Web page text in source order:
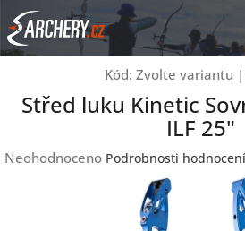
Přejít
na
obsah
Kód: Zvolte variantu |
Střed luku Kinetic
ILF 25"
Průměrné
Neohodnoceno Podrobnosti hodnocení